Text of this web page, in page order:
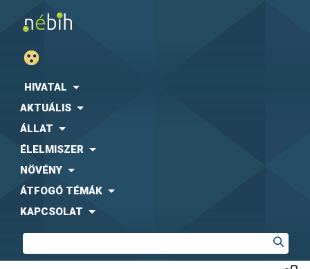
HIVATAL
AKTUÁLIS
ÁLLAT
ÉLELMISZER
NÖVÉNY
ÁTFOGÓ TÉMÁK
KAPCSOLAT